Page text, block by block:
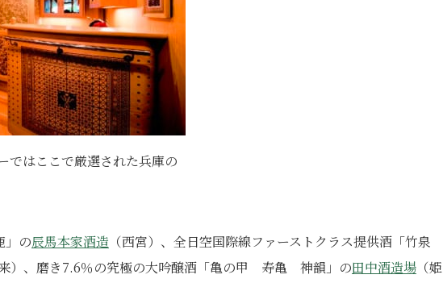
ではここで厳選された兵庫の
」の辰馬本家酒造 （西宮）、全日空国際線ファーストクラス提供酒「竹泉
来）、磨き7.6％の究極の大吟醸酒「亀の甲 寿亀 神韻」の田中酒造場 （姫